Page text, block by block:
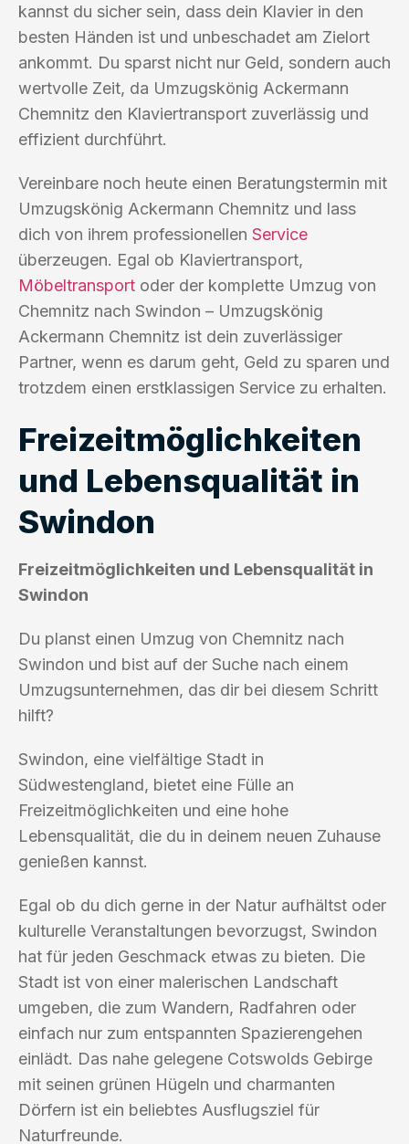
kannst du sicher sein, dass dein Klavier in den
besten Händen ist und unbeschadet am Zielort
ankommt. Du sparst nicht nur Geld, sondern auch
wertvolle Zeit, da Umzugskönig Ackermann
Chemnitz den Klaviertransport zuverlässig und
effizient durchführt.
Vereinbare noch heute einen Beratungstermin mit
Umzugskönig Ackermann Chemnitz und lass
dich von ihrem professionellen Service
überzeugen. Egal ob Klaviertransport,
Möbeltransport oder der komplette Umzug von
Chemnitz nach Swindon – Umzugskönig
Ackermann Chemnitz ist dein zuverlässiger
Partner, wenn es darum geht, Geld zu sparen und
trotzdem einen erstklassigen Service zu erhalten.
Freizeitmöglichkeiten
und Lebensqualität in
Swindon
Freizeitmöglichkeiten und Lebensqualität in
Swindon
Du planst einen Umzug von Chemnitz nach
Swindon und bist auf der Suche nach einem
Umzugsunternehmen, das dir bei diesem Schritt
hilft?
Swindon, eine vielfältige Stadt in
Südwestengland, bietet eine Fülle an
Freizeitmöglichkeiten und eine hohe
Lebensqualität, die du in deinem neuen Zuhause
genießen kannst.
Egal ob du dich gerne in der Natur aufhältst oder
kulturelle Veranstaltungen bevorzugst, Swindon
hat für jeden Geschmack etwas zu bieten. Die
Stadt ist von einer malerischen Landschaft
umgeben, die zum Wandern, Radfahren oder
einfach nur zum entspannten Spazierengehen
einlädt. Das nahe gelegene Cotswolds Gebirge
mit seinen grünen Hügeln und charmanten
Dörfern ist ein beliebtes Ausflugsziel für
Naturfreunde.